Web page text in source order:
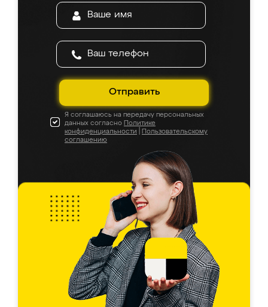
Отправить
Я соглашаюсь на передачу персональных
данных согласно Политике
конфиденциальности
Пользовательскому
соглашению